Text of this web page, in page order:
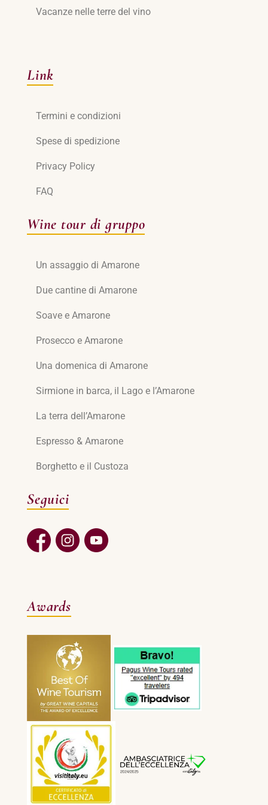
Vacanze nelle terre del vino
Link
Termini e condizioni
Spese di spedizione
Privacy Policy
FAQ
Wine tour di gruppo
Un assaggio di Amarone
Due cantine di Amarone
Soave e Amarone
Prosecco e Amarone
Una domenica di Amarone
Sirmione in barca, il Lago e l’Amarone
La terra dell’Amarone
Espresso & Amarone
Borghetto e il Custoza
Seguici
Awards